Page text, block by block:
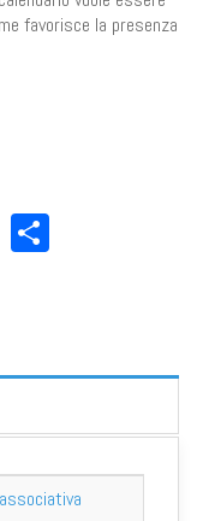
favorisce la presenza
Email